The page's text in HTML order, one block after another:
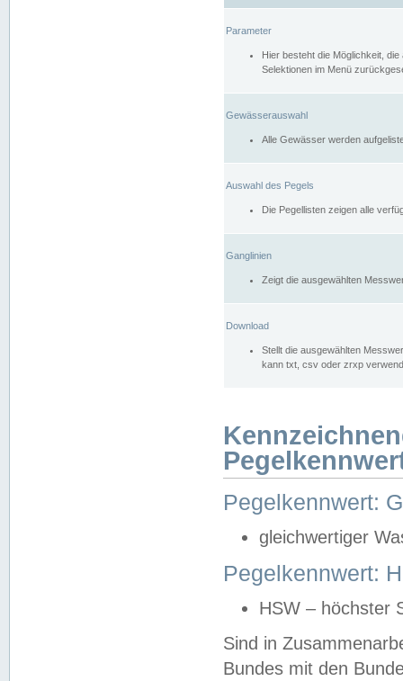
Parameter
Hier besteht die Möglichkeit,
Selektionen im Menü
Gewässerauswahl
Alle Gewässer werden
Auswahl des Pegels
Die Pegellisten zeigen alle
Ganglinien
Zeigt die ausgewählten
Download
Stellt die ausgewählten
kann txt, csv oder zrxp
Pegelkennwert:
gleichwertiger
Pegelkennwert:
HSW – höchster
Sind in
Bundes mit den